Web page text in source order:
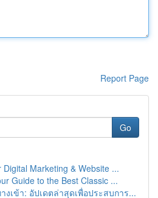
Report Page
Go
Digital Marketing & Website ...
Guide to the Best Classic ...
งเข้า: อัปเดตล่าสุดเพื่อประสบการ...